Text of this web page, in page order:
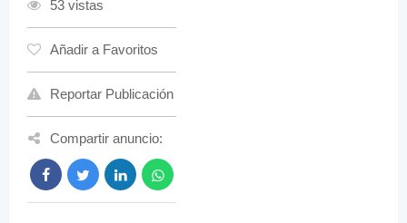
53 vistas
Añadir a Favoritos
Reportar Publicación
Compartir anuncio: